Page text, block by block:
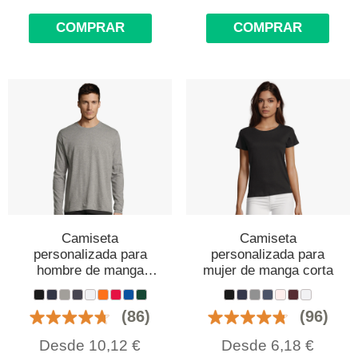
COMPRAR COMPRAR
Camiseta
personalizada para
hombre de manga
larga
(86)
Desde 10,12 €
Camiseta
personalizada para
mujer de manga corta
(96)
Desde 6,18 €